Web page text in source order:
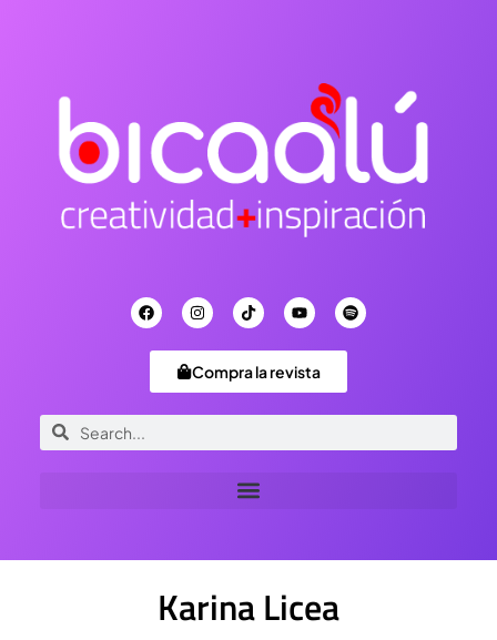
Compra la revista
Karina Licea